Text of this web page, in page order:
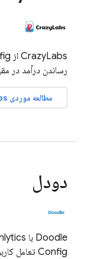
CrazyLabs از
رساندن درآمد در
مطالعه موردی CrazyLabs را مشاهده کنید
دودل
Doodle با
Configتعامل کاربر را تا 42